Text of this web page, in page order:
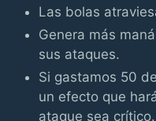
Las bolas
Genera más
sus ataques.
Si gastamos 50
un efecto que
ataque sea crítico.